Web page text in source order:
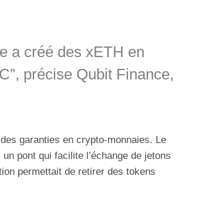
a créé des xETH en
précise Qubit Finance,
garanties en crypto-monnaies. Le
un pont qui facilite l’échange de jetons
permettait de retirer des tokens